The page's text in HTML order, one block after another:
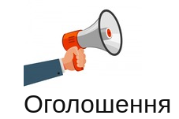
Оголошення